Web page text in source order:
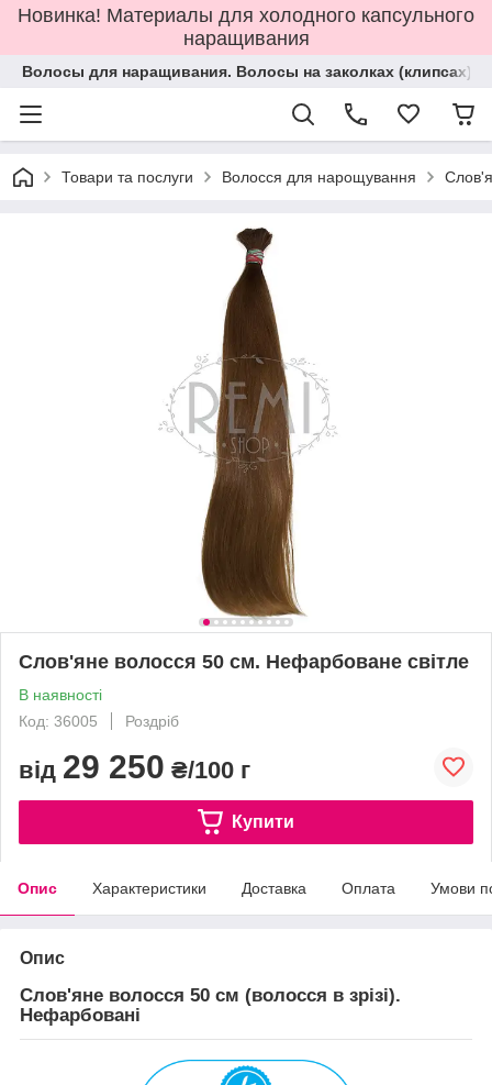
Новинка! Материалы для холодного капсульного
наращивания
Волосы для наращивания. Волосы на заколках (клипсах).
Товари та послуги Волосся для нарощування
Слов'яне волосся 50 см. Нефарбоване світле
В наявності
Код: 36005
Роздріб
від 29 250 ₴/100 г
Купити
Опис Характеристики Доставка Оплата Умови
Опис
Слов'яне волосся 50 см (волосся в зрізі).
Нефарбовані